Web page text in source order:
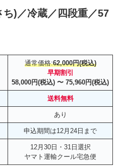
)／冷蔵／四段重／57
通常価格:62,000円(税込)
早期割引
58,000円(税込) 〜 75,960円(税込)
送料無料
あり
申込期間は12月24日まで
12月30日・31日選択
ヤマト運輸クール宅急便